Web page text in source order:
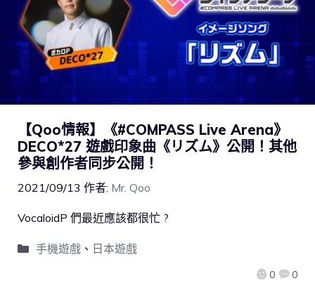
【Qoo情報】《#COMPASS Live Arena》
DECO*27 遊戲印象曲《リズム》公開！其他
參與創作者同步公開！
2021/09/13 作者: Mr. Qoo
0 0
VocaloidP 們最近應該都很忙 ?
手機遊戲、 日本遊戲